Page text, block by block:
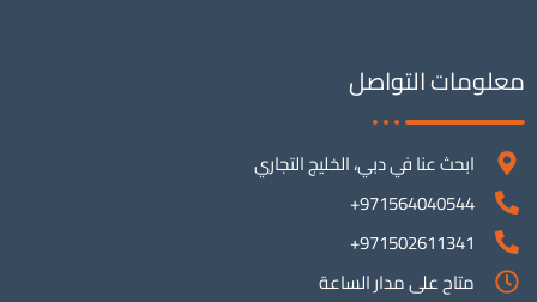
معلومات التواصل
ابحث عنا في دبي، الخليج التجاري
971564040544+
971502611341+
متاح على مدار الساعة